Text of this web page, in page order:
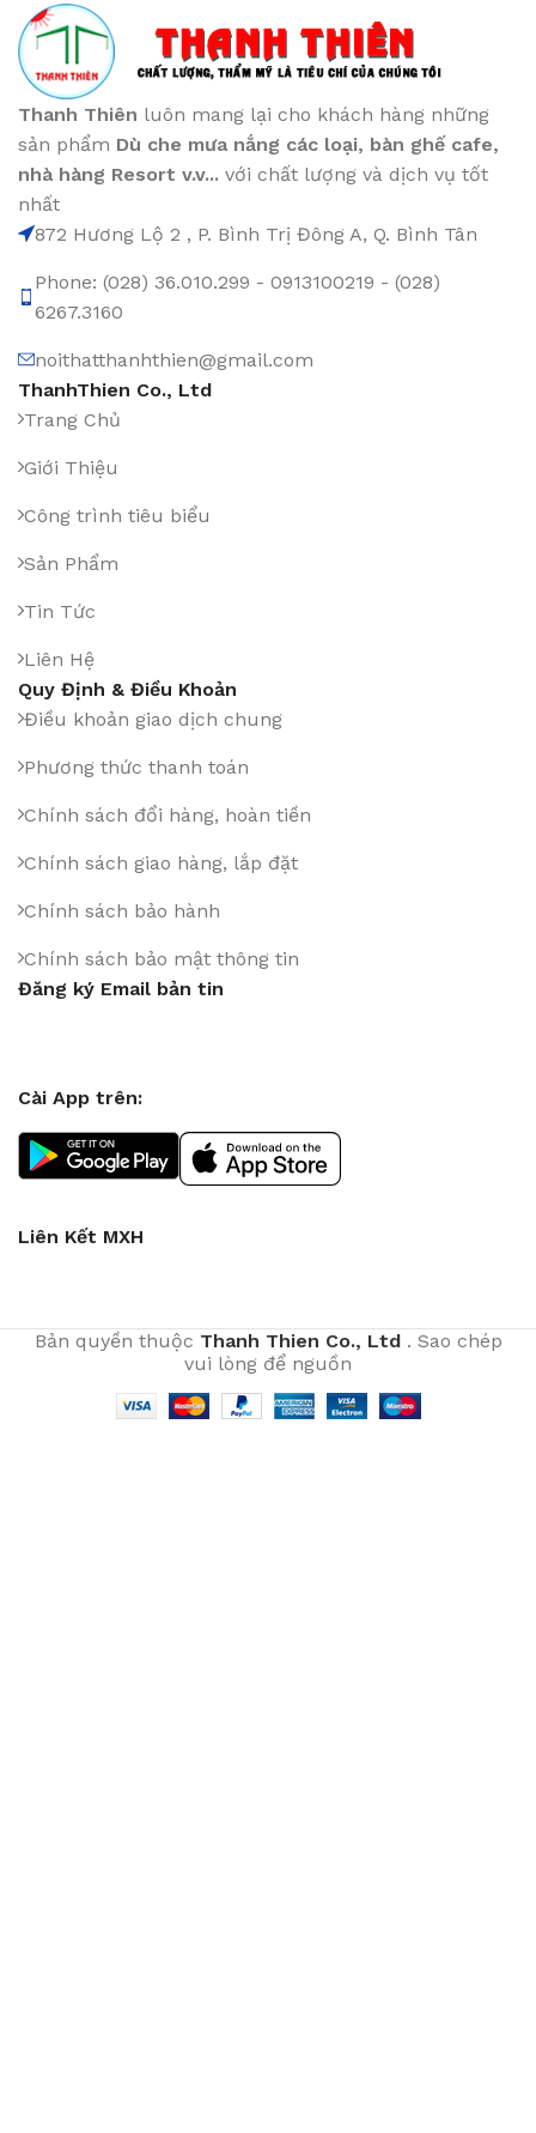
Thanh Thiên luôn mang lại cho khách hàng những
sản phẩm Dù che mưa nắng các loại, bàn ghế cafe,
nhà hàng Resort v.v... với chất lượng và dịch vụ tốt
nhất
872 Hương Lộ 2 , P. Bình Trị Đông A, Q. Bình Tân
Phone: (028) 36.010.299 - 0913100219 - (028)
6267.3160
noithatthanhthien@gmail.com
ThanhThien Co., Ltd
Trang Chủ
Giới Thiệu
Công trình tiêu biểu
Sản Phẩm
Tin Tức
Liên Hệ
Quy Định & Điều Khoản
Điều khoản giao dịch chung
Phương thức thanh toán
Chính sách đổi hàng, hoàn tiền
Chính sách giao hàng, lắp đặt
Chính sách bảo hành
Chính sách bảo mật thông tin
Đăng ký Email bản tin
Cài App trên:
Liên Kết MXH
Bản quyền thuộc Thanh Thien Co., Ltd. Sao chép
vui lòng để nguồn